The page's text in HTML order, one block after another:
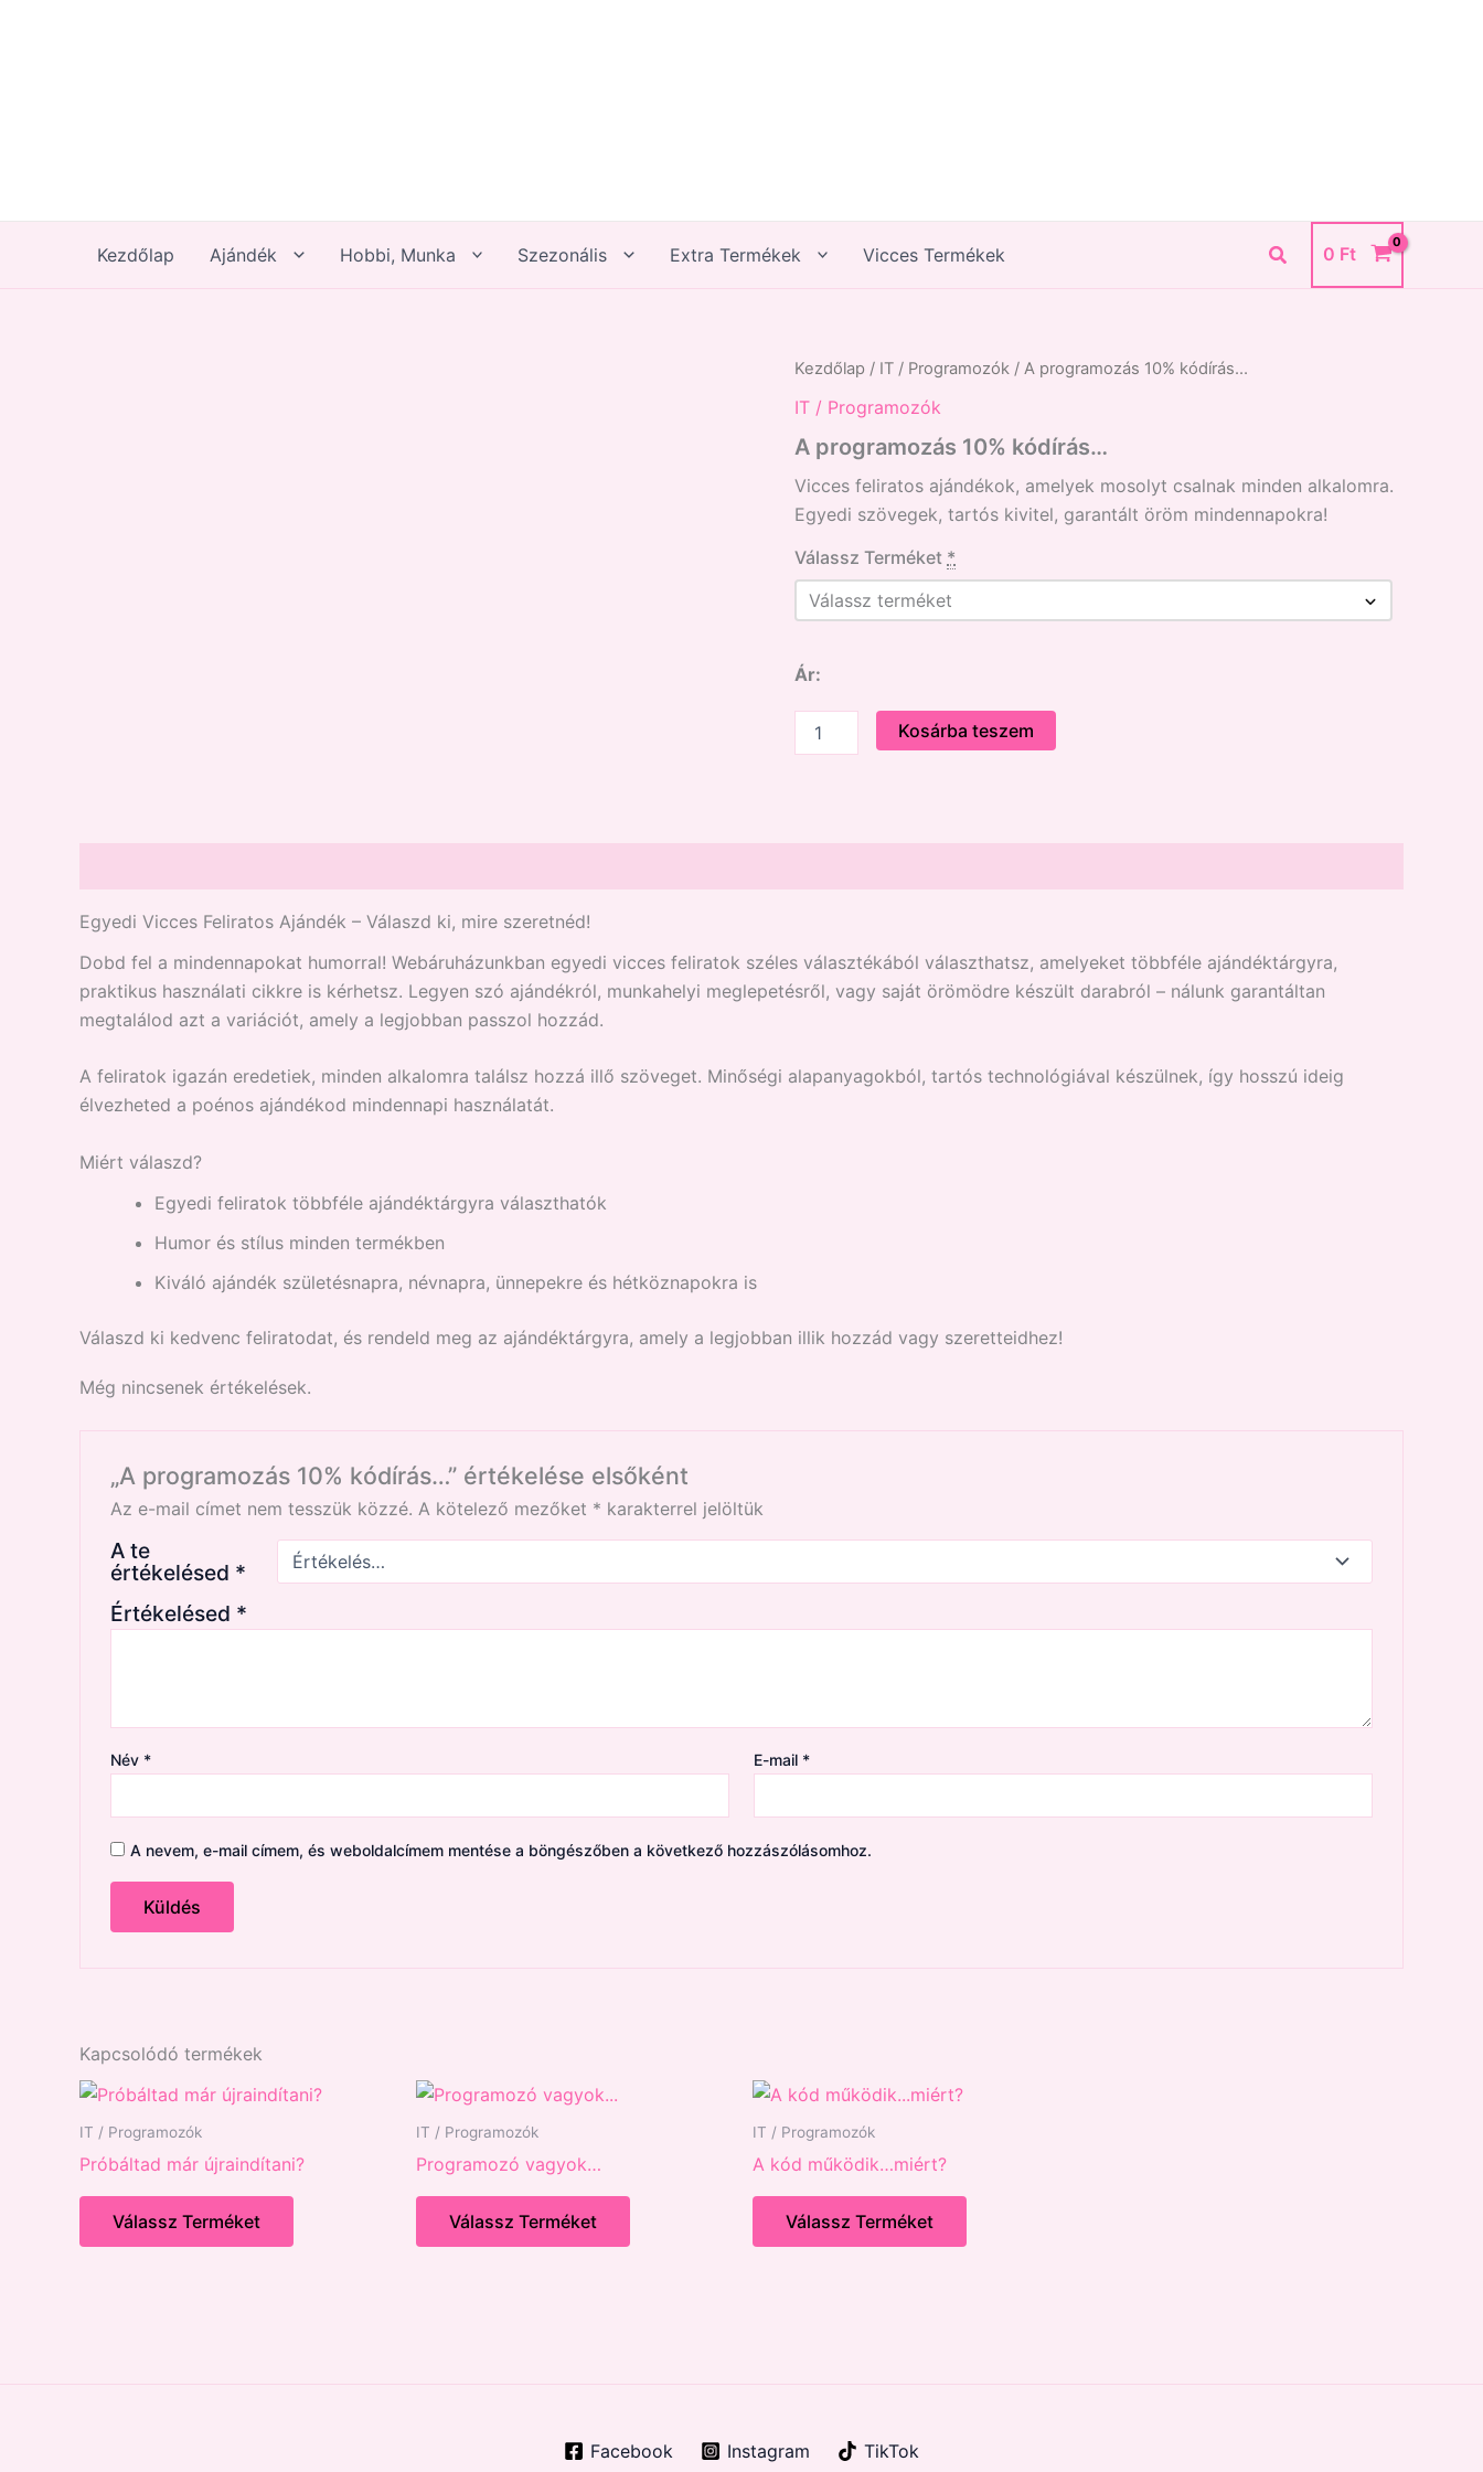
Kezdőlap Ajándék Hobbi, Munka Szezonális Extra Termékek Vicces Termékek Search0 Ft
Kezdőlap / IT / Programozók / A programozás 10% kódírás…
IT / Programozók
A programozás 10% kódírás…
Vicces feliratos ajándékok, amelyek mosolyt csalnak minden alkalomra.
Egyedi szövegek, tartós kivitel, garantált öröm mindennapokra!
Válassz Terméket *
Ár:
A
10%
mennyiség
Kosárba teszem
Egyedi Vicces Feliratos Ajándék – Válaszd ki, mire szeretnéd!
Dobd fel a mindennapokat humorral! Webáruházunkban egyedi vicces feliratok széles választékából választhatsz, amelyeket többféle ajándéktárgyra,
praktikus használati cikkre is kérhetsz. Legyen szó ajándékról, munkahelyi meglepetésről, vagy saját örömödre készült darabról – nálunk garantáltan
megtalálod azt a variációt, amely a legjobban passzol hozzád.
A feliratok igazán eredetiek, minden alkalomra találsz hozzá illő szöveget. Minőségi alapanyagokból, tartós technológiával készülnek, így hosszú ideig
élvezheted a poénos ajándékod mindennapi használatát.
Miért válaszd?
Egyedi feliratok többféle ajándéktárgyra választhatók
Humor és stílus minden termékben
Kiváló ajándék születésnapra, névnapra, ünnepekre és hétköznapokra is
Válaszd ki kedvenc feliratodat, és rendeld meg az ajándéktárgyra, amely a legjobban illik hozzád vagy szeretteidhez!
Még nincsenek értékelések.
„A programozás 10% kódírás…” értékelése elsőként
Az e-mail címet nem tesszük közzé. A kötelező mezőket * karakterrel jelöltük
A te
értékelésed *
Értékelésed *
Név * E-mail *
A nevem, e-mail címem, és weboldalcímem mentése a böngészőben a következő hozzászólásomhoz.
Kapcsolódó termékek
IT / Programozók
Próbáltad már újraindítani?
Válassz Terméket
IT / Programozók
Programozó vagyok…
Válassz Terméket
IT / Programozók
A kód működik…miért?
Válassz Terméket
Facebook Instagram TikTok